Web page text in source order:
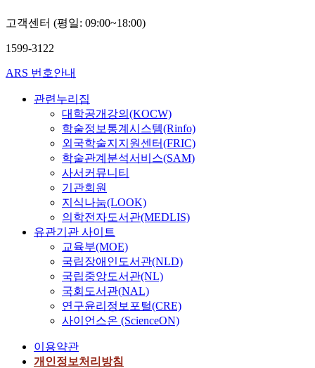
고객센터 (평일: 09:00~18:00)
1599-3122
ARS 번호안내
관련누리집
대학공개강의(KOCW)
학술정보통계시스템(Rinfo)
외국학술지지원센터(FRIC)
학술관계분석서비스(SAM)
사서커뮤니티
기관회원
지식나눔(LOOK)
의학전자도서관(MEDLIS)
유관기관 사이트
교육부(MOE)
국립장애인도서관(NLD)
국립중앙도서관(NL)
국회도서관(NAL)
연구윤리정보포털(CRE)
사이언스온 (ScienceON)
이용약관
개인정보처리방침